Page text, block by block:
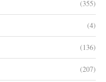
(355)
(4)
(136)
(207)